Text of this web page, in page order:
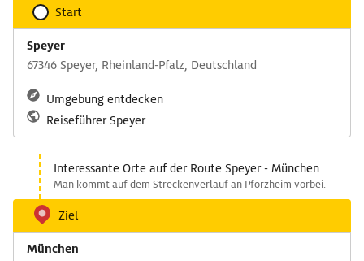
Start
Speyer
67346 Speyer, Rheinland-Pfalz, Deutschland
Umgebung entdecken
Reiseführer Speyer
Interessante Orte auf der Route Speyer - München
Man kommt auf dem Streckenverlauf an Pforzheim vorbei.
Ziel
München